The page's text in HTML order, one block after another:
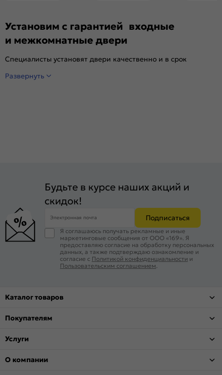
Установим с гарантией входные
и межкомнатные двери
Специалисты установят двери качественно и в срок
Развернуть
Будьте в курсе наших акций и
скидок!
Электронная почта Подписаться
Я соглашаюсь получать рекламные и иные
маркетинговые сообщения от ООО «169». Я
предоставляю согласие на обработку персональных
данных, а также подтверждаю ознакомление и
согласие с Политикой конфиденциальности и
Пользовательским соглашением.
Каталог товаров
Покупателям
Услуги
О компании